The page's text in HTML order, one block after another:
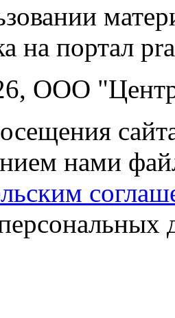
на портал
ООО "Центр
нами